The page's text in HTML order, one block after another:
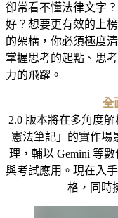
卻常看不懂法律文字
好？想要更有效的上
的架構，你必須極度
掌握思考的起點、思
力的飛躍。
全
2.0 版本將在多角度
憲法筆記」的實作場
理，輔以 Gemini 等
與考試應用。 現在入
格，同時